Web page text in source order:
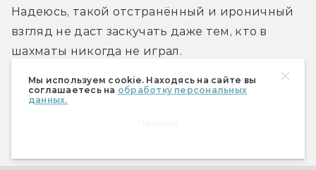
Мы используем cookie. Находясь на сайте вы
соглашаетесь на обработку персональных
данных.
Надеюсь, такой отстранённый и ироничный
взгляд не даст заскучать даже тем, кто в
шахматы никогда не играл.
Персонажи «Табии» вспоминают повесть